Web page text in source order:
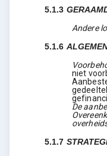
5.1.3
Andere
5.1.6
niet
De
5.1.7